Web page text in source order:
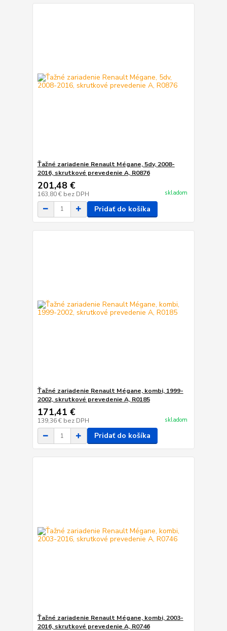
Ťažné zariadenie Renault Mégane, 5dv, 2008-
2016, skrutkové prevedenie A, R0876
201,48 €
163,80 € bez DPH skladom
Pridať do košíka
Ťažné zariadenie Renault Mégane, kombi, 1999-
2002, skrutkové prevedenie A, R0185
171,41 €
139,36 € bez DPH skladom
Pridať do košíka
Ťažné zariadenie Renault Mégane, kombi, 2003-
2016, skrutkové prevedenie A, R0746